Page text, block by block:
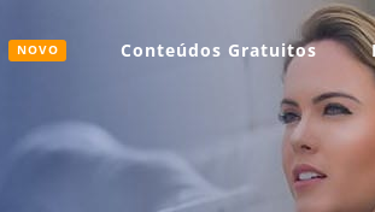
NOVO Conteúdos Gratuitos